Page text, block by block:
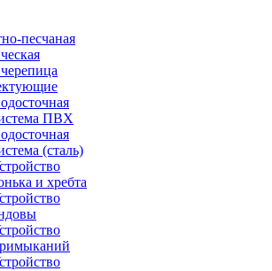
песчаная
ПВХ
(сталь)
и хребта